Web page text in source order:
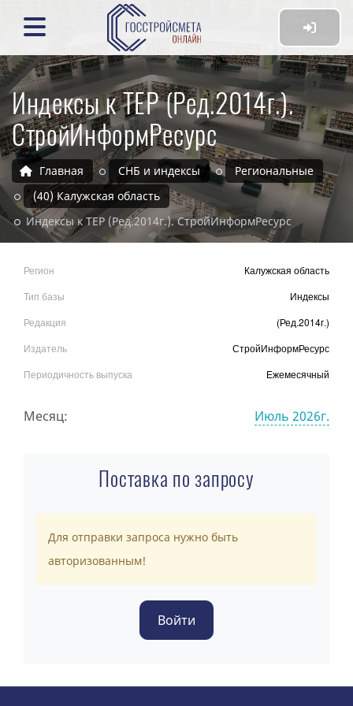
Индексы к ТЕР (Ред.2014г.).
СтройИнформРесурс
Главная СНБ и индексы
Региональные
(40) Калужская область
Индексы к ТЕР (Ред.2014г.). СтройИнформРесурс
Регион
Калужская область
Тип базы
Индексы
Редакция
(Ред.2014г.)
Издатель
СтройИнформРесурс
Периодичность выпуска
Ежемесячный
Месяц: Июль 2026г.
Поставка по запросу
Для отправки запроса нужно быть
авторизованным!